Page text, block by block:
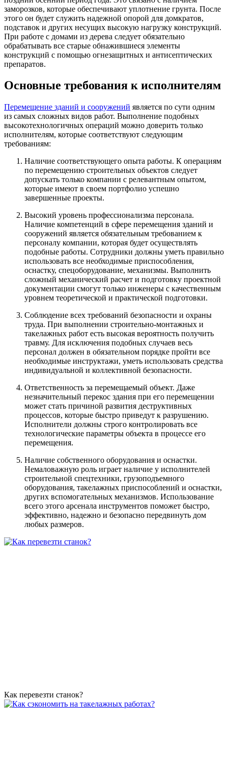
заморозков, которые обеспечивают уплотнение грунта. После
этого он будет служить надежной опорой для домкратов,
подставок и других несущих высокую нагрузку конструкций.
При работе с домами из дерева следует обязательно
обрабатывать все старые обнажившиеся элементы
конструкций с помощью огнезащитных и антисептических
препаратов.
Основные требования к исполнителям
Перемещение зданий и сооружений является по сути одним
из самых сложных видов работ. Выполнение подобных
высокотехнологичных операций можно доверить только
исполнителям, которые соответствуют следующим
требованиям:
Наличие соответствующего опыта работы. К операциям
по перемещению строительных объектов следует
допускать только компании с релевантным опытом,
которые имеют в своем портфолио успешно
завершенные проекты.
Высокий уровень профессионализма персонала.
Наличие компетенций в сфере перемещения зданий и
сооружений является обязательным требованием к
персоналу компании, которая будет осуществлять
подобные работы. Сотрудники должны уметь правильно
использовать все необходимые приспособления,
оснастку, спецоборудование, механизмы. Выполнить
сложный механический расчет и подготовку проектной
документации смогут только инженеры с качественным
уровнем теоретической и практической подготовки.
Соблюдение всех требований безопасности и охраны
труда. При выполнении строительно-монтажных и
такелажных работ есть высокая вероятность получить
травму. Для исключения подобных случаев весь
персонал должен в обязательном порядке пройти все
необходимые инструктажи, уметь использовать средства
индивидуальной и коллективной безопасности.
Ответственность за перемещаемый объект. Даже
незначительный перекос здания при его перемещении
может стать причиной развития деструктивных
процессов, которые быстро приведут к разрушению.
Исполнители должны строго контролировать все
технологические параметры объекта в процессе его
перемещения.
Наличие собственного оборудования и оснастки.
Немаловажную роль играет наличие у исполнителей
строительной спецтехники, грузоподъемного
оборудования, такелажных приспособлений и оснастки,
других вспомогательных механизмов. Использование
всего этого арсенала инструментов поможет быстро,
эффективно, надежно и безопасно передвинуть дом
любых размеров.
Как перевезти станок?